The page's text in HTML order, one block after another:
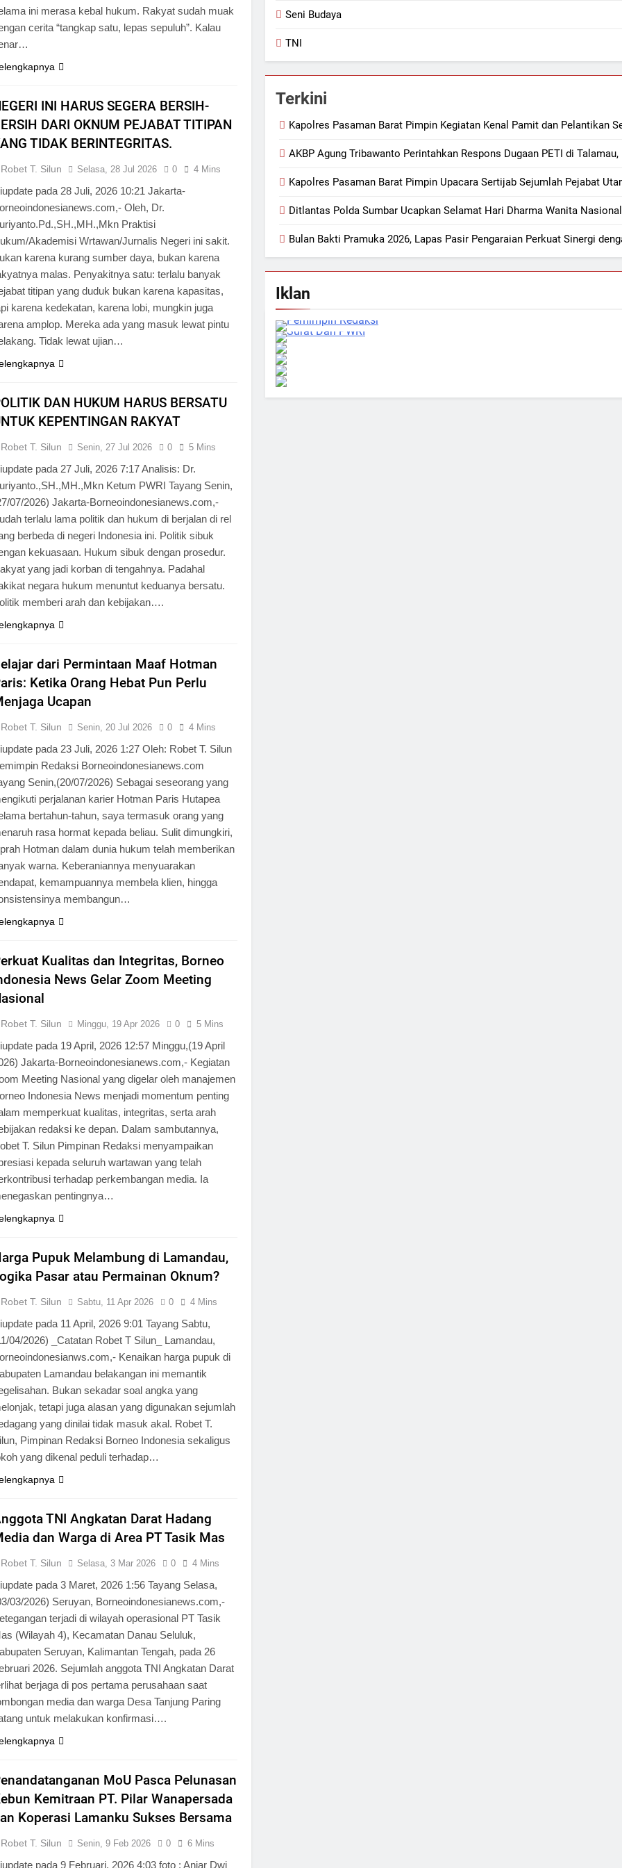
ini merasa kebal hukum. Rakyat sudah muak
cerita “tangkap satu, lepas sepuluh”. Kalau
INI HARUS SEGERA BERSIH-
DARI OKNUM PEJABAT TITIPAN
TIDAK BERINTEGRITAS.
Robet T. Silun Selasa, 28 Jul 2026 0 4 Mins
pada 28 Juli, 2026 10:21 Jakarta-
Oleh, Dr.
Praktisi
Akademisi Wrtawan/Jurnalis Negeri ini sakit.
karena kurang sumber daya, bukan karena
malas. Penyakitnya satu: terlalu banyak
titipan yang duduk bukan karena kapasitas,
karena kedekatan, karena lobi, mungkin juga
amplop. Mereka ada yang masuk lewat pintu
Tidak lewat ujian…
DAN HUKUM HARUS BERSATU
KEPENTINGAN RAKYAT
Robet T. Silun Senin, 27 Jul 2026 0 5 Mins
pada 27 Juli, 2026 7:17 Analisis: Dr.
Ketum PWRI Tayang Senin,
07/2026) Jakarta-Borneoindonesianews.com,-
terlalu lama politik dan hukum di berjalan di rel
berbeda di negeri Indonesia ini. Politik sibuk
kekuasaan. Hukum sibuk dengan prosedur.
yang jadi korban di tengahnya. Padahal
negara hukum menuntut keduanya bersatu.
memberi arah dan kebijakan….
dari Permintaan Maaf Hotman
Ketika Orang Hebat Pun Perlu
Ucapan
Robet T. Silun Senin, 20 Jul 2026 0 4 Mins
pada 23 Juli, 2026 1:27 Oleh: Robet T. Silun
Redaksi Borneoindonesianews.com
Senin,(20/07/2026) Sebagai seseorang yang
perjalanan karier Hotman Paris Hutapea
bertahun-tahun, saya termasuk orang yang
rasa hormat kepada beliau. Sulit dimungkiri,
Hotman dalam dunia hukum telah memberikan
warna. Keberaniannya menyuarakan
kemampuannya membela klien, hingga
membangun…
Kualitas dan Integritas, Borneo
News Gelar Zoom Meeting
Robet T. Silun Minggu, 19 Apr 2026 0 5 Mins
pada 19 April, 2026 12:57 Minggu,(19 April
Jakarta-Borneoindonesianews.com,- Kegiatan
Meeting Nasional yang digelar oleh manajemen
Indonesia News menjadi momentum penting
memperkuat kualitas, integritas, serta arah
redaksi ke depan. Dalam sambutannya,
T. Silun Pimpinan Redaksi menyampaikan
kepada seluruh wartawan yang telah
terhadap perkembangan media. Ia
pentingnya…
Pupuk Melambung di Lamandau,
Pasar atau Permainan Oknum?
Robet T. Silun Sabtu, 11 Apr 2026 0 4 Mins
pada 11 April, 2026 9:01 Tayang Sabtu,
04/2026) _Catatan Robet T Silun_ Lamandau,
Kenaikan harga pupuk di
Lamandau belakangan ini memantik
Bukan sekadar soal angka yang
tetapi juga alasan yang digunakan sejumlah
yang dinilai tidak masuk akal. Robet T.
Pimpinan Redaksi Borneo Indonesia sekaligus
yang dikenal peduli terhadap…
TNI Angkatan Darat Hadang
dan Warga di Area PT Tasik Mas
Robet T. Silun Selasa, 3 Mar 2026 0 4 Mins
pada 3 Maret, 2026 1:56 Tayang Selasa,
03/2026) Seruyan, Borneoindonesianews.com,-
terjadi di wilayah operasional PT Tasik
(Wilayah 4), Kecamatan Danau Seluluk,
Seruyan, Kalimantan Tengah, pada 26
2026. Sejumlah anggota TNI Angkatan Darat
berjaga di pos pertama perusahaan saat
media dan warga Desa Tanjung Paring
untuk melakukan konfirmasi….
MoU Pasca Pelunasan
Kemitraan PT. Pilar Wanapersada
Koperasi Lamanku Sukses Bersama
Robet T. Silun Senin, 9 Feb 2026 0 6 Mins
pada 9 Februari, 2026 4:03 foto : Anjar Dwi
Seni Budaya
TNI
Terkini
Kapolres Pasaman Barat Pimpin Kegiatan Kenal Pamit dan Pelantikan
AKBP Agung Tribawanto Perintahkan Respons Dugaan PETI di
Kapolres Pasaman Barat Pimpin Upacara Sertijab Sejumlah Pejabat
Ditlantas Polda Sumbar Ucapkan Selamat Hari Dharma Wanita
Bulan Bakti Pramuka 2026, Lapas Pasir Pengaraian Perkuat Sinergi
Iklan